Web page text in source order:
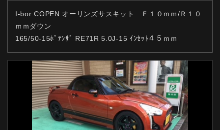
I-bor COPEN オーリンズサスキット Ｆ１０ｍｍ/Ｒ１０
ｍｍダウン
165/50-15ﾎﾟﾃﾝｻﾞ RE71R 5.0J-15 ｲﾝｾｯﾄ４５ｍｍ